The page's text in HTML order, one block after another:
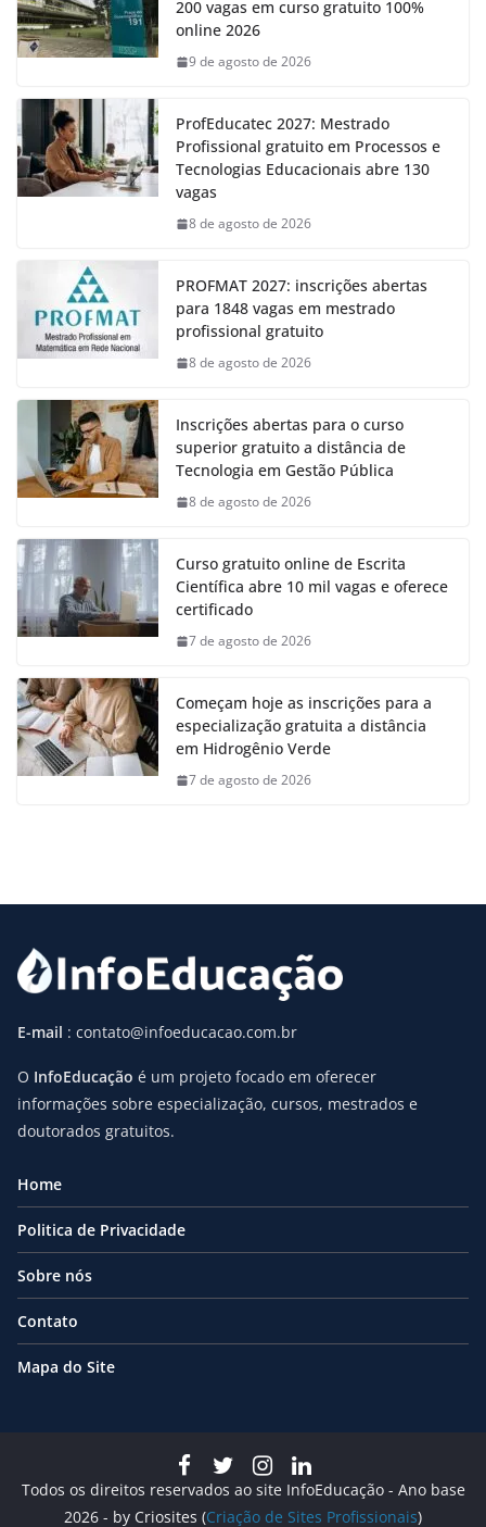
200 vagas em curso gratuito 100%
online 2026
9 de agosto de 2026
ProfEducatec 2027: Mestrado
Profissional gratuito em Processos e
Tecnologias Educacionais abre 130
vagas
8 de agosto de 2026
PROFMAT 2027: inscrições abertas
para 1848 vagas em mestrado
profissional gratuito
8 de agosto de 2026
Inscrições abertas para o curso
superior gratuito a distância de
Tecnologia em Gestão Pública
8 de agosto de 2026
Curso gratuito online de Escrita
Científica abre 10 mil vagas e oferece
certificado
7 de agosto de 2026
Começam hoje as inscrições para a
especialização gratuita a distância
em Hidrogênio Verde
7 de agosto de 2026
E-mail : contato@infoeducacao.com.br
O InfoEducação é um projeto focado em oferecer
informações sobre especialização, cursos, mestrados e
doutorados gratuitos.
Home
Politica de Privacidade
Sobre nós
Contato
Mapa do Site
Todos os direitos reservados ao site InfoEducação - Ano base
2026 - by Criosites (Criação de Sites Profissionais)